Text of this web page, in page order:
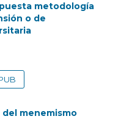
metodología
o de
menemismo